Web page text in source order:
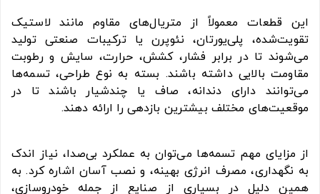
این قطعات معمولاً از متریال‌های مقاوم مانند لاستیک
تقویت‌شده، پلی‌یورتان، نئوپرن یا ترکیبات صنعتی تولید
می‌شوند تا در برابر فشار، کشش، حرارت، سایش و رطوبت
مقاومت بالایی داشته باشند. بسته به نوع طراحی، تسمه‌ها
می‌توانند دارای دندانه، صاف یا چندشیار باشند تا در
موقعیت‌های مختلف بیشترین بازدهی را ارائه دهند.
از مزایای مهم تسمه‌ها می‌توان به عملکرد بی‌صدا، نیاز اندک
به نگهداری، مصرف انرژی بهینه، و نصب آسان اشاره کرد. به
همین دلیل در بسیاری از صنایع از جمله خودروسازی،